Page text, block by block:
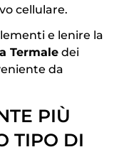
cellulare.
e lenire la
Termale dei
da
PIÙ
TIPO DI